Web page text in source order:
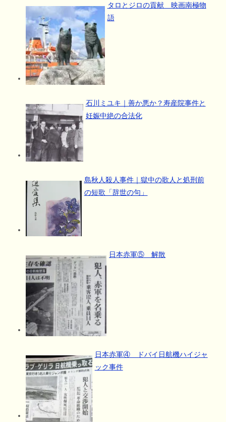
タロとジロの貢献 映画南極物
語
石川ミユキ｜善か悪か？寿産院事件と
妊娠中絶の合法化
島秋人殺人事件｜獄中の歌人と処刑前
の短歌「辞世の句」
日本赤軍⑤ 解散
日本赤軍④ ドバイ日航機ハイジャ
ック事件